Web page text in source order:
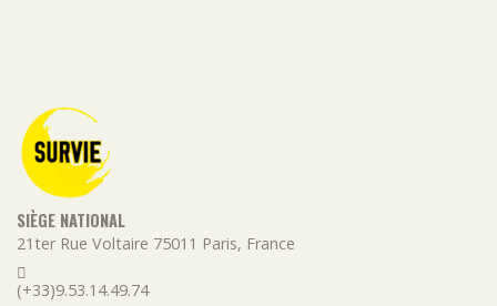
SIÈGE NATIONAL
21ter Rue Voltaire 75011 Paris, France
(+33)9.53.14.49.74